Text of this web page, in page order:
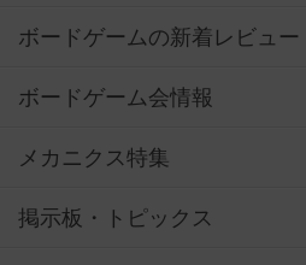
ボードゲームの新着レビュー
ボードゲーム会情報
メカニクス特集
掲示板・トピックス